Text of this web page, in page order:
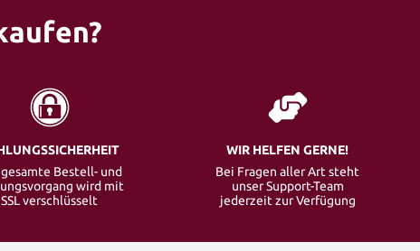
Bestell- und
wird mit
SSL verschlüsselt
WIR HELFEN GERNE!
Bei Fragen aller Art steht
unser Support-Team
jederzeit zur Verfügung